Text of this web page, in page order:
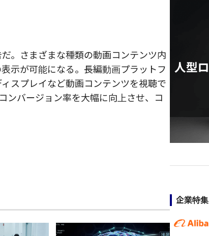
。さまざまな種類の動画コンテンツ内
示が可能になる。長編動画プラットフ
スプレイなど動画コンテンツを視聴で
ンバージョン率を大幅に向上させ、コ
企業特集